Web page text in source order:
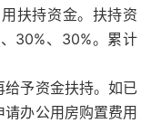
扶持资金。扶持资
30%、30%。累计
给予资金扶持。如已
办公用房购置费用